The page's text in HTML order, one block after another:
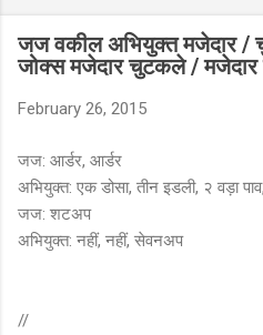
जज वकील अभियुक्त मजेदार /
जोक्स मजेदार चुटकले / मजेदार
February 26, 2015
जज: आर्डर, आर्डर
अभियुक्त: एक डोसा, तीन इडली, २ वड़ा
जज: शटअप
अभियुक्त: नहीं, नहीं, सेवनअप
//